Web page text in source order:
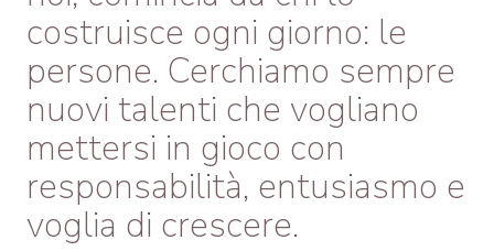
costruisce ogni giorno: le
persone. Cerchiamo sempre
nuovi talenti che vogliano
mettersi in gioco con
responsabilità, entusiasmo e
voglia di crescere.